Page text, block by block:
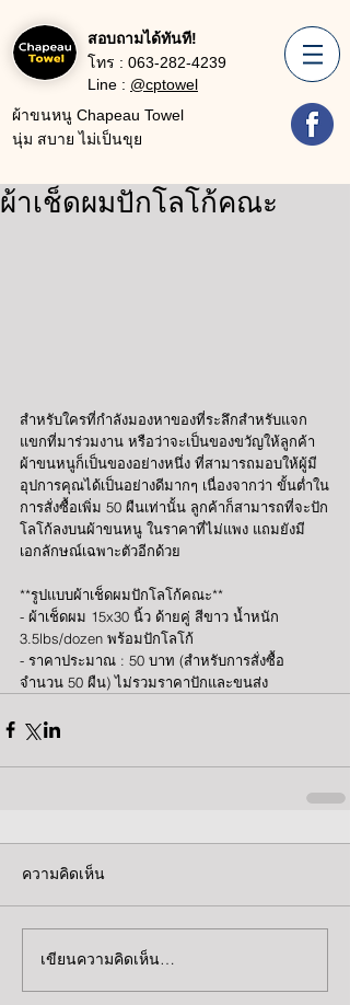
สอบถามได้ทันที!
โทร : 063-282-4239
Line : @cptowel
ผ้าขนหนู Chapeau Towel
นุ่ม สบาย ไม่เป็นขุย
ผ้าเช็ดผมปักโลโก้คณะ
สำหรับใครที่กำลังมองหาของที่ระลึกสำหรับแจก
แขกที่มาร่วมงาน หรือว่าจะเป็นของขวัญให้ลูกค้า
ผ้าขนหนูก็เป็นของอย่างหนึ่ง ที่สามารถมอบให้ผู้มี
อุปการคุณได้เป็นอย่างดีมากๆ เนื่องจากว่า ขั้นต่ำใน
การสั่งซื้อเพิ่ม 50 ผืนเท่านั้น ลูกค้าก็สามารถที่จะปัก
โลโก้ลงบนผ้าขนหนู ในราคาที่ไม่แพง แถมยังมี
เอกลักษณ์เฉพาะตัวอีกด้วย
**รูปแบบผ้าเช็ดผมปักโลโก้คณะ**
- ผ้าเช็ดผม 15x30 นิ้ว ด้ายคู่ สีขาว น้ำหนัก
3.5lbs/dozen พร้อมปักโลโก้
- ราคาประมาณ : 50 บาท (สำหรับการสั่งซื้อ
จำนวน 50 ผืน) ไม่รวมราคาปักและขนส่ง
ความคิดเห็น
เขียนความคิดเห็น…